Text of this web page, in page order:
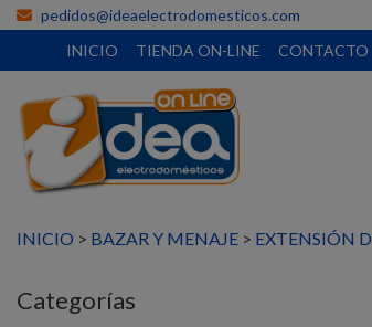
pedidos@ideaelectrodomesticos.com
INICIO
TIENDA ON-LINE CONTACTO
INICIO > BAZAR Y MENAJE > EXTENSIÓN
Categorías